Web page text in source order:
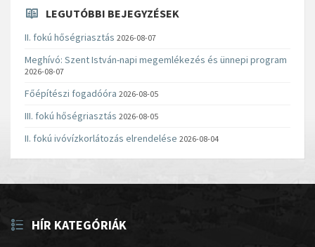
LEGUTÓBBI BEJEGYZÉSEK
II. fokú hőségriasztás 2026-08-07
Meghívó: Szent István-napi megemlékezés és ünnepi program
2026-08-07
Főépítészi fogadóóra 2026-08-05
III. fokú hőségriasztás 2026-08-05
II. fokú ivóvízkorlátozás elrendelése 2026-08-04
HÍR KATEGÓRIÁK